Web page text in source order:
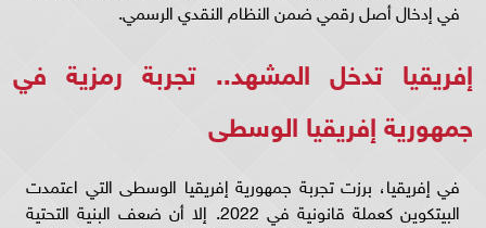
في إدخال أصل رقمي ضمن النظام النقدي الرسمي.
إفريقيا تدخل المشهد.. تجربة رمزية في
جمهورية إفريقيا الوسطى
في إفريقيا، برزت تجربة جمهورية إفريقيا الوسطى التي اعتمدت
البيتكوين كعملة قانونية في 2022. إلا أن ضعف البنية التحتية